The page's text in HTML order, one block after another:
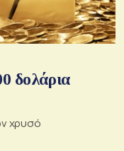
δολάρια
χρυσό